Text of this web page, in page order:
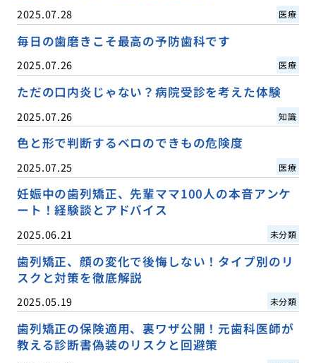
2025.07.28 医療
毎日の歯磨きこそ最高の予防歯科です
2025.07.26 医療
ただの口内炎じゃない？病院受診を考えた体験
2025.07.26 知識
色と形で判断するベロのできもの危険度
2025.07.25 医療
妊娠中の歯列矯正、先輩ママ100人の本音アンケ
ート！経験談とアドバイス
2025.06.21 未分類
歯列矯正、顔の変化で後悔しない！タイプ別のリ
スクと対策を徹底解説
2025.05.19 未分類
歯列矯正の保険適用、裏ワザ公開！元歯科医師が
教える診断書偽装のリスクと回避策